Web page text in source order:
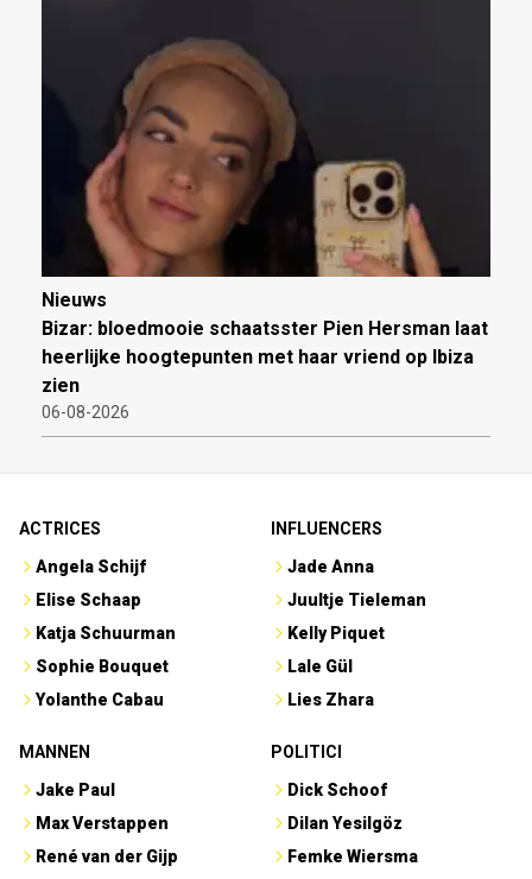
Nieuws
Bizar: bloedmooie schaatsster Pien Hersman laat
heerlijke hoogtepunten met haar vriend op Ibiza
zien
06-08-2026
ACTRICES
Angela Schijf
Elise Schaap
Katja Schuurman
Sophie Bouquet
Yolanthe Cabau
INFLUENCERS
Jade Anna
Juultje Tieleman
Kelly Piquet
Lale Gül
Lies Zhara
MANNEN
Jake Paul
Max Verstappen
René van der Gijp
POLITICI
Dick Schoof
Dilan Yesilgöz
Femke Wiersma